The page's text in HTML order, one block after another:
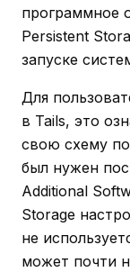
программное
Persistent
запуске
Для
в Tails, это
свою схему
был нужен
Additional
Storage
не
может почти